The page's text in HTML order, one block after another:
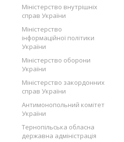
Міністерство внутрішніх
справ України
Міністерство
інформаційної політики
України
Міністерство оборони
України
Міністерство закордонних
справ України
Антимонопольний комітет
України
Тернопільська обласна
державна адміністрація